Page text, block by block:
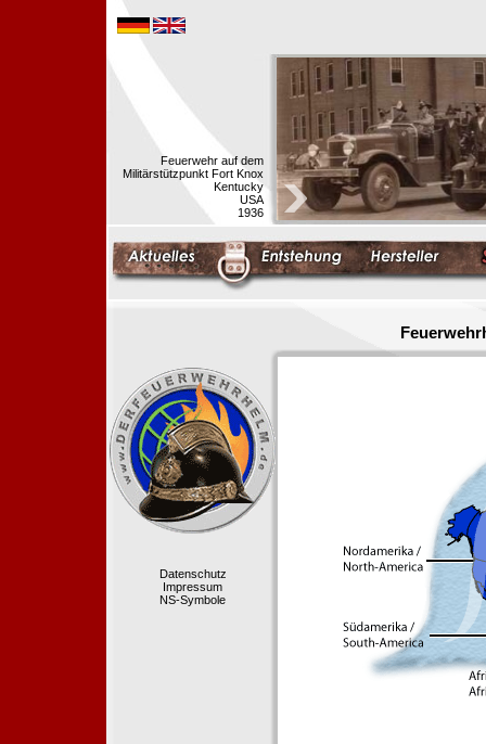
Feuerwehr auf dem
Militärstützpunkt Fort Knox
Kentucky
USA
1936
Datenschutz
Impressum
NS-Symbole